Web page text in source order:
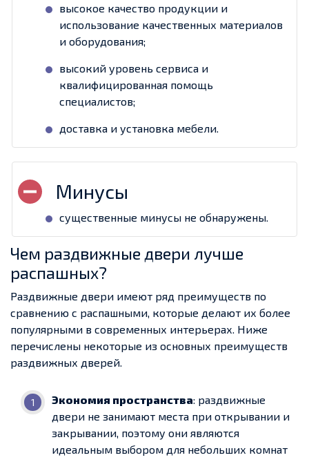
высокое качество продукции и
использование качественных материалов
и оборудования;
высокий уровень сервиса и
квалифицированная помощь
специалистов;
доставка и установка мебели.
существенные минусы не обнаружены.
Чем раздвижные двери лучше
распашных?
Раздвижные двери имеют ряд преимуществ по
сравнению с распашными, которые делают их более
популярными в современных интерьерах. Ниже
перечислены некоторые из основных преимуществ
раздвижных дверей.
Экономия пространства: раздвижные
двери не занимают места при открывании и
закрывании, поэтому они являются
идеальным выбором для небольших комнат